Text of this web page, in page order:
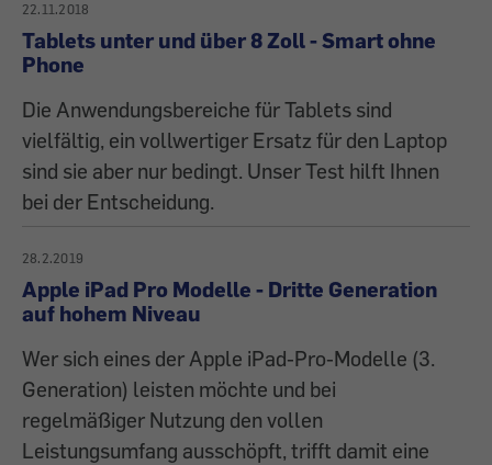
22.11.2018
Tablets unter und über 8 Zoll - Smart ohne
Phone
Die Anwendungsbereiche für Tablets sind
vielfältig, ein vollwertiger Ersatz für den Laptop
sind sie aber nur bedingt. Unser Test hilft Ihnen
bei der Entscheidung.
28.2.2019
Apple iPad Pro Modelle - Dritte Generation
auf hohem Niveau
Wer sich eines der Apple iPad-Pro-Modelle (3.
Generation) leisten möchte und bei
regelmäßiger Nutzung den vollen
Leistungsumfang ausschöpft, trifft damit eine